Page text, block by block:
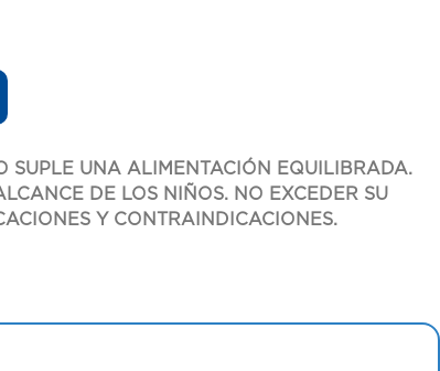
SUPLE UNA ALIMENTACIÓN EQUILIBRADA.
DE LOS NIÑOS. NO EXCEDER SU
Y CONTRAINDICACIONES.